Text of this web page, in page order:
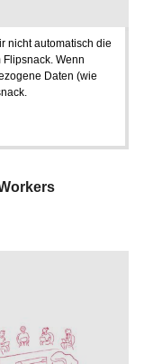
nicht automatisch die
Flipsnack. Wenn
Daten (wie